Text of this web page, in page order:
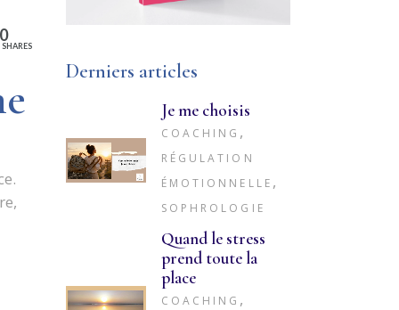
0
SHARES
Derniers articles
Je me choisis
COACHING ,
RÉGULATION
ÉMOTIONNELLE ,
SOPHROLOGIE
Quand le stress
prend toute la
place
COACHING ,